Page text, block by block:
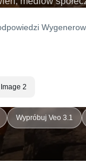
2
Wypróbuj Veo 3.1